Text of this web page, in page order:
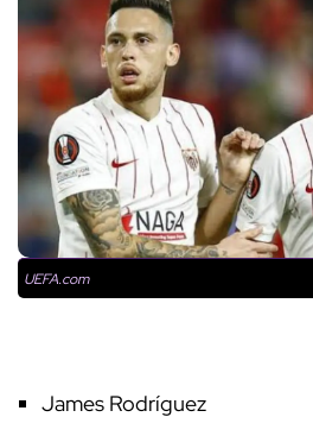
UEFA.com
James Rodríguez